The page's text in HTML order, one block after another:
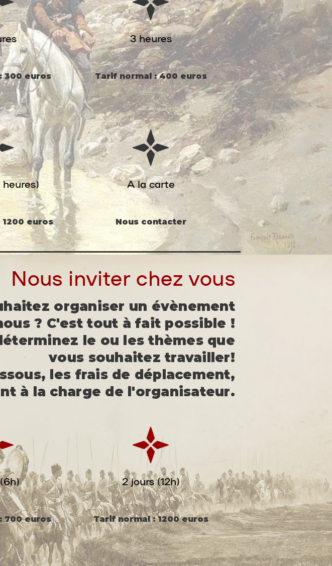
300 euros
heures)
euros
3 heures
Tarif normal : 400 euros
A la carte
Nous contacter
Nous inviter chez vous
organiser un évènement
? C'est tout à fait possible !
le ou les thèmes que
vous souhaitez travailler!
les frais de déplacement,
à la charge de l'organisateur.
700 euros
2 jours (12h)
Tarif normal : 1200 euros